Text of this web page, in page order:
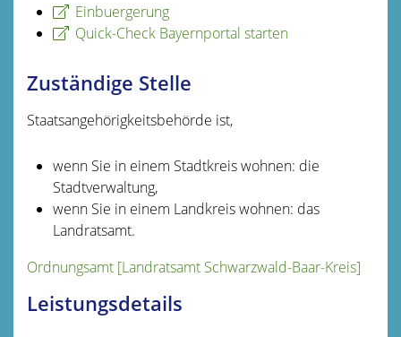
Einbuergerung
Quick-Check Bayernportal starten
Zuständige Stelle
Staatsangehörigkeitsbehörde ist,
wenn Sie in einem Stadtkreis wohnen: die
Stadtverwaltung,
wenn Sie in einem Landkreis wohnen: das
Landratsamt.
Ordnungsamt [Landratsamt Schwarzwald-Baar-Kreis]
Leistungsdetails